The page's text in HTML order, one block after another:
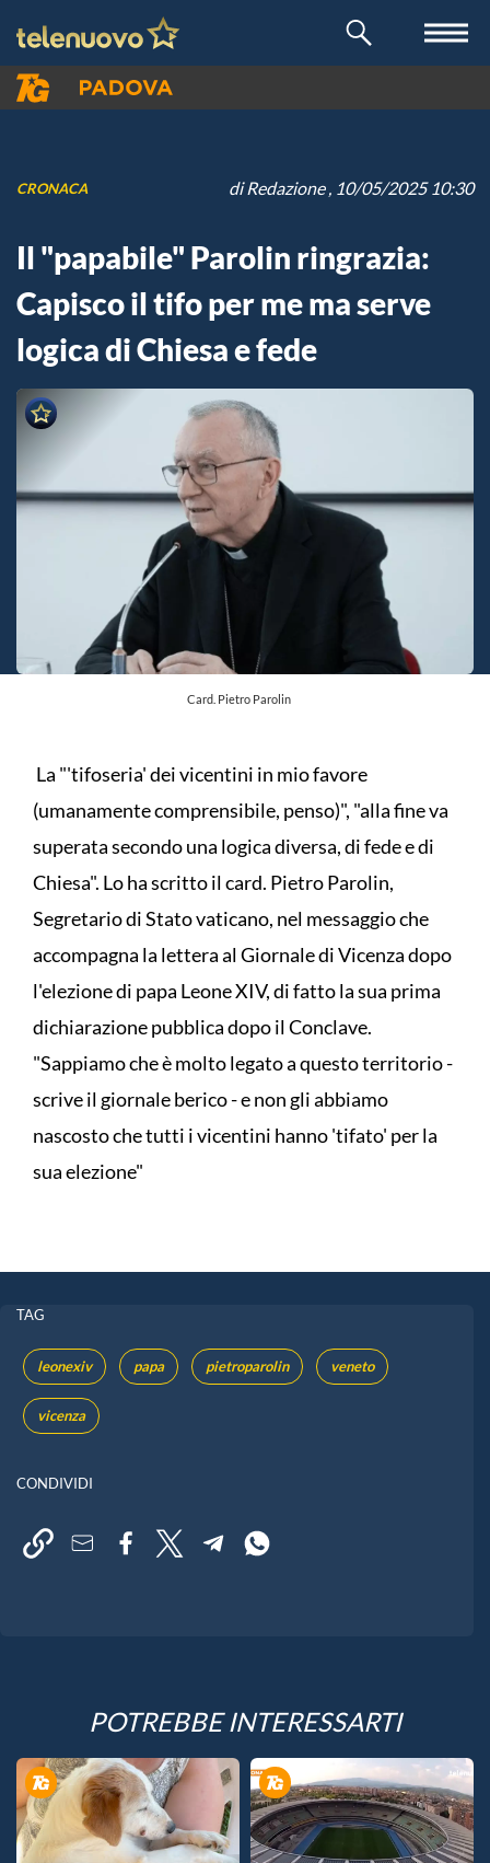
CRONACA diRedazione, 10/05/2025 10:30
Il "papabile" Parolin ringrazia:
Capisco il tifo per me ma serve
logica di Chiesa e fede
Card. Pietro Parolin
La "'tifoseria' dei vicentini in mio favore
(umanamente comprensibile, penso)", "alla fine va
superata secondo una logica diversa, di fede e di
Chiesa". Lo ha scritto il card. Pietro Parolin,
Segretario di Stato vaticano, nel messaggio che
accompagna la lettera al Giornale di Vicenza dopo
l'elezione di papa Leone XIV, di fatto la sua prima
dichiarazione pubblica dopo il Conclave.
"Sappiamo che è molto legato a questo territorio -
scrive il giornale berico - e non gli abbiamo
nascosto che tutti i vicentini hanno 'tifato' per la
sua elezione"
TAG
leonexiv papa pietroparolin veneto
vicenza
CONDIVIDI
POTREBBE INTERESSARTI